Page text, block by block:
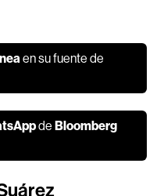
en su fuente de
deBloomberg